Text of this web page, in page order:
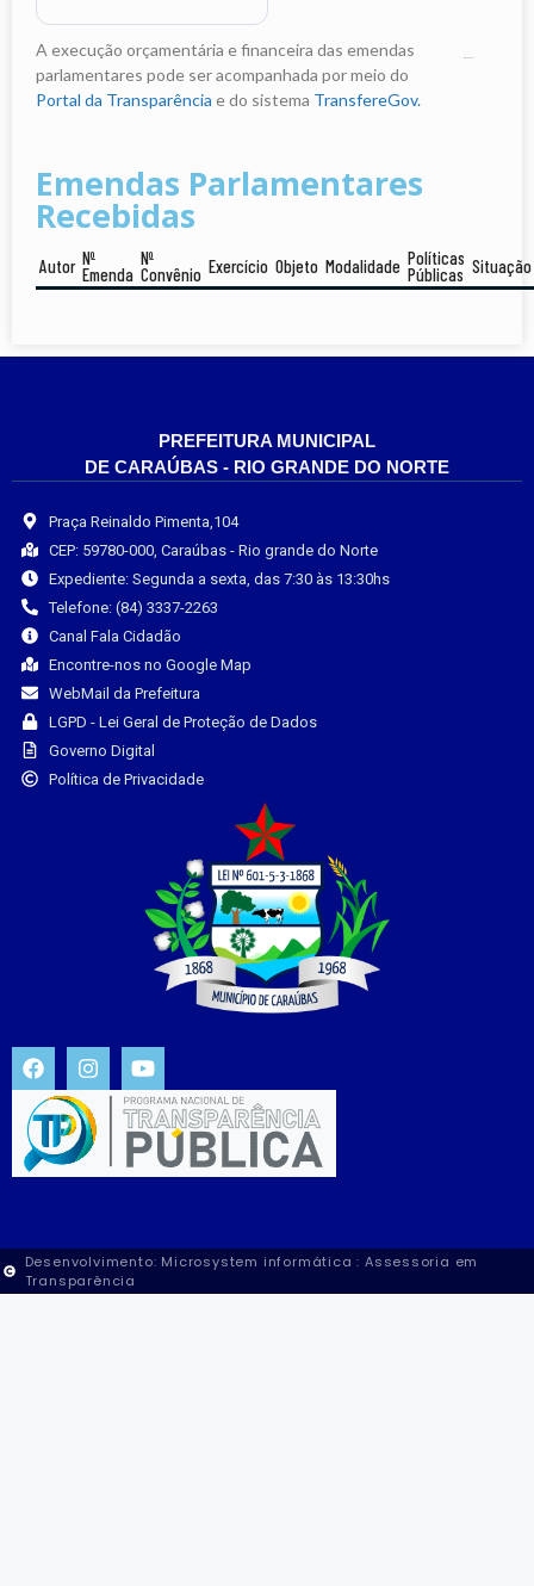
A execução orçamentária e financeira das emendas
parlamentares pode ser acompanhada por meio do
Portal da Transparência e do sistema TransfereGov.
Emendas Parlamentares
Recebidas
Autor Nº
Emenda
Nº
Convênio Exercício Objeto Modalidade Políticas
Públicas Situação
PREFEITURA MUNICIPAL
DE CARAÚBAS - RIO GRANDE DO NORTE
Praça Reinaldo Pimenta,104
CEP: 59780-000, Caraúbas - Rio grande do Norte
Expediente: Segunda a sexta, das 7:30 às 13:30hs
Telefone: (84) 3337-2263
Canal Fala Cidadão
Encontre-nos no Google Map
WebMail da Prefeitura
LGPD - Lei Geral de Proteção de Dados
Governo Digital
Política de Privacidade
Desenvolvimento: Microsystem informática : Assessoria em
Transparência